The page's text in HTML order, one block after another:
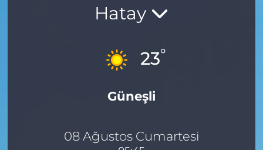
Hatay
23°
Güneşli
08 Ağustos Cumartesi